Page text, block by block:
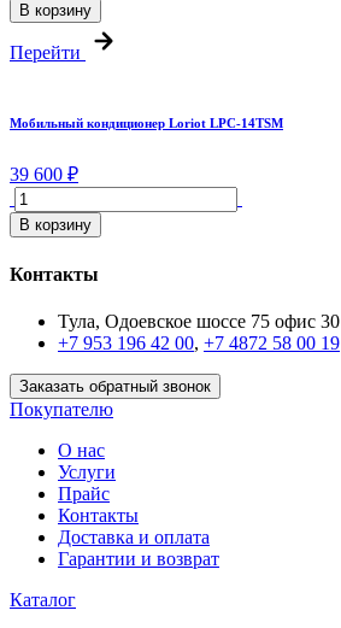
В корзину
Перейти
Мобильный кондиционер Loriot LPC-14TSM
39 600 ₽
В корзину
Контакты
Тула, Одоевское шоссе 75 офис 30
+7 953 196 42 00, +7 4872 58 00 19
Заказать обратный звонок
Покупателю
О нас
Услуги
Прайс
Контакты
Доставка и оплата
Гарантии и возврат
Каталог